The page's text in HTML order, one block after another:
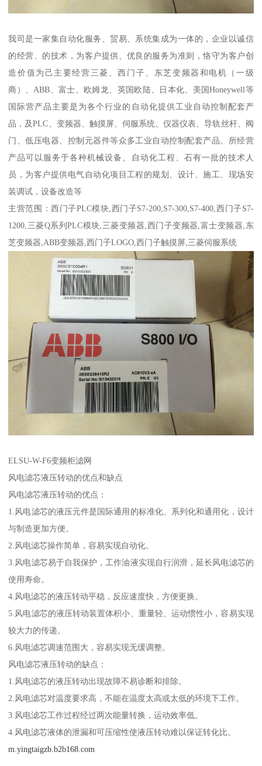
我司是一家集自动化服务、贸易、系统集成为一体的，企业以诚信
的经营、的技术，为客户提供、优良的服务为准则，恪守为客户创
造价值为己主要经营三菱、西门子、东芝变频器和电机（一级
商）、ABB、富士、欧姆龙、英国欧陆、日本化、美国Honeywell等
国际营产品主要是为各个行业的自动化提供工业自动控制配套产
品，及PLC、变频器、触摸屏、伺服系统、仪器仪表、导轨丝杆、阀
门、低压电器、控制元器件等众多工业自动控制配套产品。所经营
产品可以服务于各种机械设备、自动化工程、石有一批的技术人
员，为客户提供电气自动化项目工程的规划、设计、施工、现场安
装调试，设备改造等
主营范围：西门子PLC模块,西门子S7-200,S7-300,S7-400,西门子S7-
1200,三菱Q系列PLC模块,三菱变频器,西门子变频器,富士变频器,东
芝变频器,ABB变频器,西门子LOGO,西门子触摸屏,三菱伺服系统
ELSU-W-F6变频柜滤网
风电滤芯液压转动的优点和缺点
风电滤芯液压转动的优点：
1.风电滤芯的液压元件是国际通用的标准化、系列化和通用化，设计
与制造更加方便。
2.风电滤芯操作简单，容易实现自动化。
3.风电滤芯易于自我保护，工作油液实现自行润滑，延长风电滤芯的
使用寿命。
4.风电滤芯的液压转动平稳，反应速度快，方便更换。
5.风电滤芯的液压转动装置体积小、重量轻、运动惯性小，容易实现
较大力的传递。
6.风电滤芯调速范围大，容易实现无缓调整。
风电滤芯液压转动的缺点：
1.风电滤芯的液压转动出现故障不易诊断和排除。
2.风电滤芯对温度要求高，不能在温度太高或太低的环境下工作。
3.风电滤芯工作过程经过两次能量转换，运动效率低。
4.风电滤芯液体的泄漏和可压缩性使液压转动难以保证转化比。
m.yingtaigzb.b2b168.com